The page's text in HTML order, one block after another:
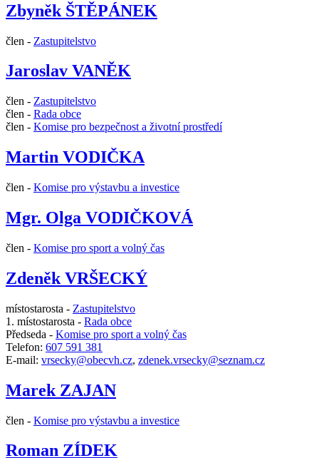
Zbyněk ŠTĚPÁNEK
člen - Zastupitelstvo
Jaroslav VANĚK
člen - Zastupitelstvo
člen - Rada obce
člen - Komise pro bezpečnost a životní prostředí
Martin VODIČKA
člen - Komise pro výstavbu a investice
Mgr. Olga VODIČKOVÁ
člen - Komise pro sport a volný čas
Zdeněk VRŠECKÝ
místostarosta - Zastupitelstvo
1. místostarosta - Rada obce
Předseda - Komise pro sport a volný čas
Telefon: 607 591 381
E-mail: vrsecky@obecvh.cz, zdenek.vrsecky@seznam.cz
Marek ZAJAN
člen - Komise pro výstavbu a investice
Roman ZÍDEK